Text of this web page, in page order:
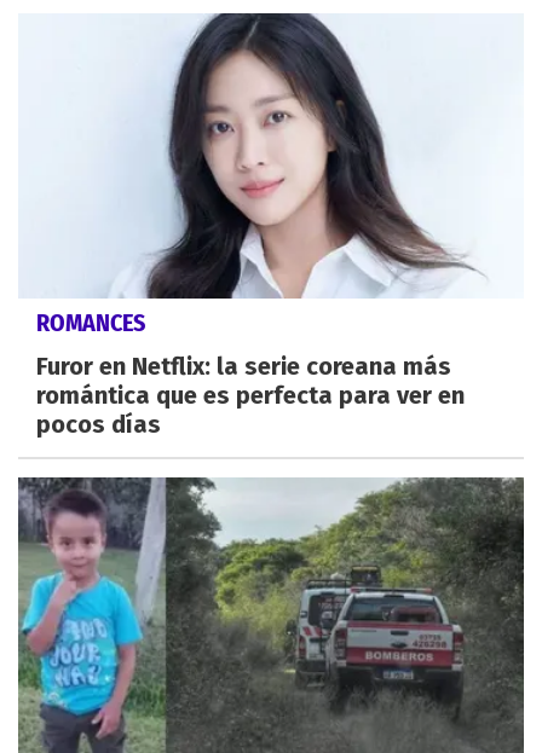
ROMANCES
Furor en Netflix: la serie coreana más
romántica que es perfecta para ver en
pocos días